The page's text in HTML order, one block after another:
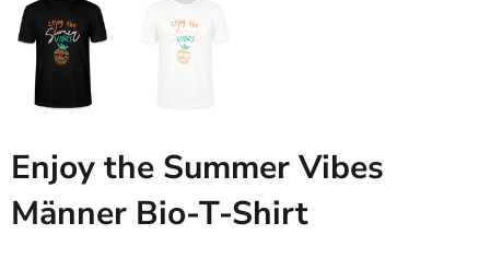
Enjoy the Summer Vibes
Männer Bio-T-Shirt